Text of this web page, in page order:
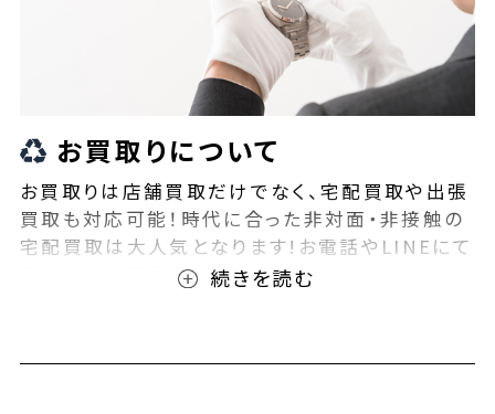
お買取りについて
お買取りは店舗買取だけでなく、宅配買取や出張
買取も対応可能！時代に合った非対面・非接触の
宅配買取は大人気となります!お電話やLINEにて
事前査定が可能となっております！また無料の宅